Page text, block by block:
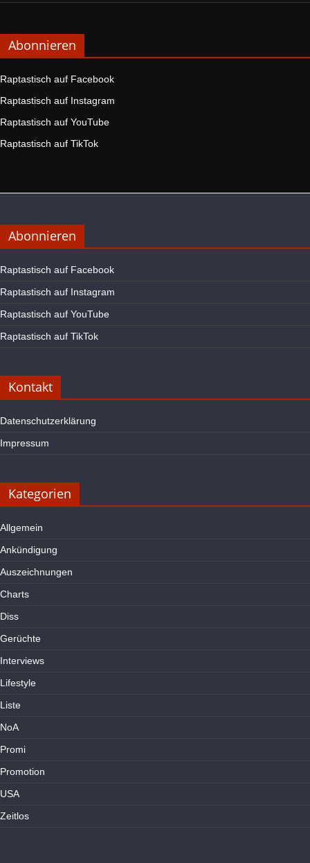
Abonnieren
Raptastisch auf Facebook
Raptastisch auf Instagram
Raptastisch auf YouTube
Raptastisch auf TikTok
Abonnieren
Raptastisch auf Facebook
Raptastisch auf Instagram
Raptastisch auf YouTube
Raptastisch auf TikTok
Kontakt
Datenschutzerklärung
Impressum
Kategorien
Allgemein
Ankündigung
Auszeichnungen
Charts
Diss
Gerüchte
Interviews
Lifestyle
Liste
NoA
Promi
Promotion
USA
Zeitlos